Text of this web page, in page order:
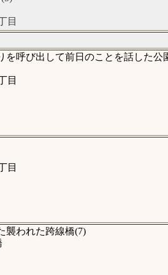
目
を呼び出して前日のことを話した公
目
目
襲われた跨線橋(7)